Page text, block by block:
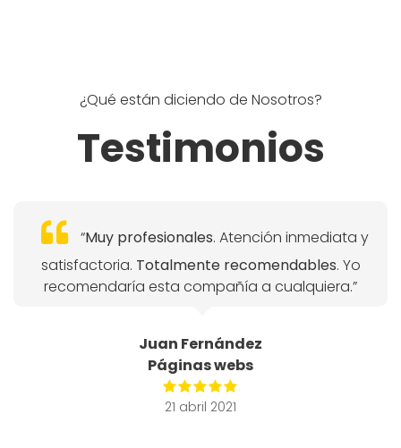
¿Qué están diciendo de Nosotros?
Testimonios
“Muy profesionales. Atención inmediata y
satisfactoria. Totalmente recomendables. Yo
recomendaría esta compañía a cualquiera.”
Juan Fernández
Páginas webs
21 abril 2021